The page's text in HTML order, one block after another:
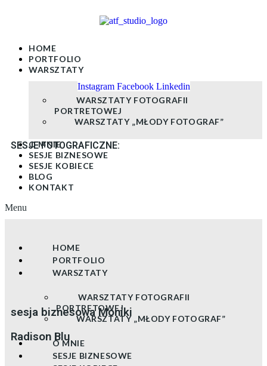
HOME
PORTFOLIO
WARSZTATY
WARSZTATY FOTOGRAFII
PORTRETOWEJ
WARSZTATY „MŁODY FOTOGRAF”
O MNIE
SESJE BIZNESOWE
SESJE KOBIECE
BLOG
KONTAKT
Menu
HOME
PORTFOLIO
WARSZTATY
WARSZTATY FOTOGRAFII
PORTRETOWEJ
WARSZTATY „MŁODY FOTOGRAF”
O MNIE
SESJE BIZNESOWE
Instagram Facebook Linkedin
SESJE FOTOGRAFICZNE:
sesja biznesowa Moniki
Radison Blu